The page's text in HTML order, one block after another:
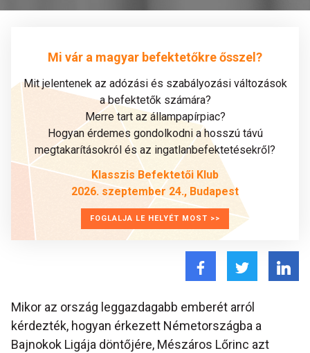
Mi vár a magyar befektetőkre ősszel?
Mit jelentenek az adózási és szabályozási változások
a befektetők számára?
Merre tart az állampapírpiac?
Hogyan érdemes gondolkodni a hosszú távú
megtakarításokról és az ingatlanbefektetésekről?
Klasszis Befektetői Klub
2026. szeptember 24., Budapest
FOGLALJA LE HELYÉT MOST >>
Mikor az ország leggazdagabb emberét arról
kérdezték, hogyan érkezett Németországba a
Bajnokok Ligája döntőjére, Mészáros Lőrinc azt